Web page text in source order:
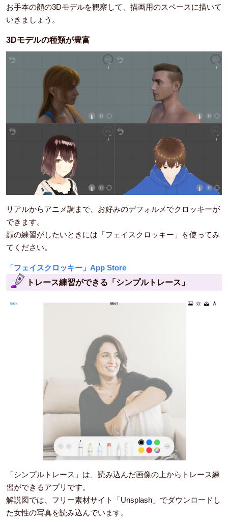
お手本の顔の3Dモデルを観察して、描画用のスペースに描いて
いきましょう。
3Dモデルの種類が豊富
リアルからアニメ調まで、お好みのデフォルメでクロッキーが
できます。
顔の練習がしたいときには「フェイスクロッキー」を使ってみ
てください。
「フェイスクロッキー」App Store
トレース練習ができる「シンプルトレース」
「シンプルトレース」は、読み込んだ画像の上からトレース練
習ができるアプリです。
解説図では、フリー素材サイト「Unsplash」でダウンロードし
た女性の写真を読み込んでいます。